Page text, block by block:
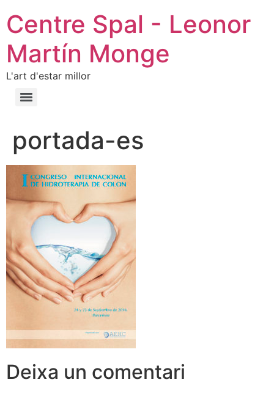
Centre Spal - Leonor
Martín Monge
L'art d'estar millor
portada-es
Deixa un comentari